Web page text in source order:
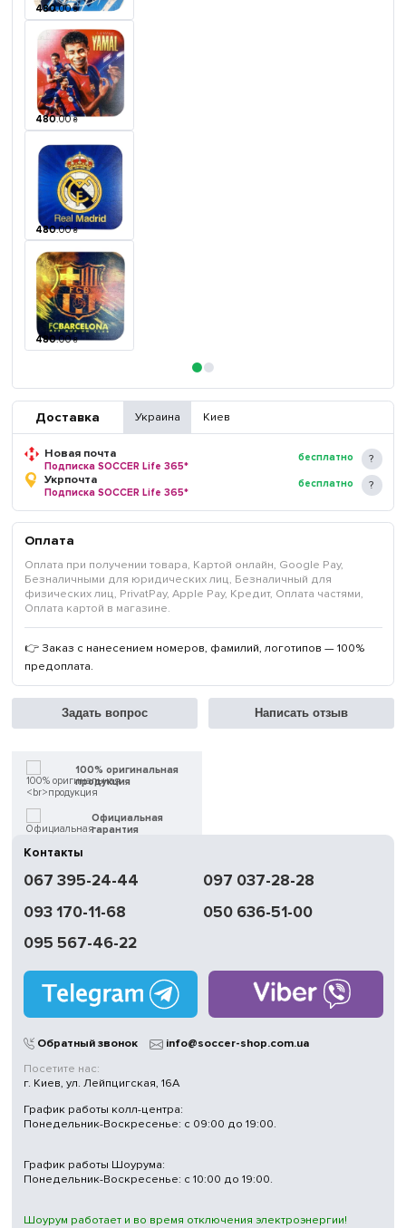
480.00 ₴
480.00 ₴
480.00 ₴
480.00 ₴
Доставка Украина Киев
Новая почта
Подписка SOCCER Life 365*
бесплатно
Укрпочта
Подписка SOCCER Life 365*
бесплатно
Оплата
Оплата при получении товара, Картой онлайн, Google Pay,
Безналичными для юридических лиц, Безналичный для
физических лиц, PrivatPay, Apple Pay, Кредит, Оплата частями,
Оплата картой в магазине.
👉 Заказ с нанесением номеров, фамилий, логотипов — 100%
предоплата.
Задать вопрос Написать отзыв
100% оригинальная
продукция
Официальная
гарантия
доставка
Обмен | Возвращение
без выходных
в Киеве
Контакты
067 395-24-44
097 037-28-28
093 170-11-68
050 636-51-00
095 567-46-22
Обратный звонок
info@soccer-shop.com.ua
Посетите нас:
г. Киев, ул. Лейпцигская, 16А
График работы колл-центра:
Понедельник-Воскресенье: с 09:00 до 19:00.
График работы Шоурума:
Понедельник-Воскресенье: с 10:00 до 19:00.
Шоурум работает и во время отключения электроэнергии!